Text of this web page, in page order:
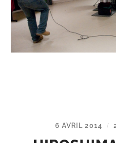
6 AVRIL 2014 /